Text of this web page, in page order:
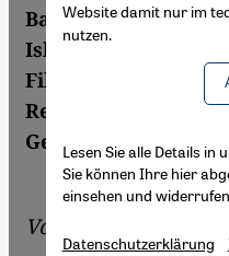
Islamischen
Film "1001 Nights
Regisseurin
Geschichte des
Von
Website damit nur im
nutzen.
Lesen Sie alle Details in
Sie können Ihre hier
einsehen und
Datenschutzerklärung